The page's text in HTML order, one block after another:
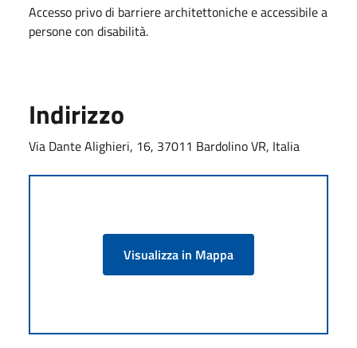
Accesso privo di barriere architettoniche e accessibile a
persone con disabilità.
Indirizzo
Via Dante Alighieri, 16, 37011 Bardolino VR, Italia
Visualizza in Mappa